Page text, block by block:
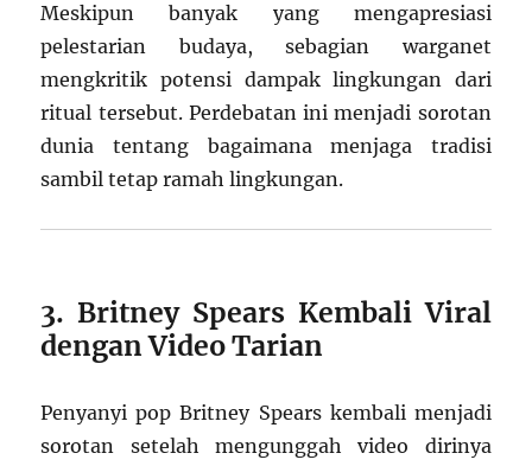
Meskipun banyak yang mengapresiasi
pelestarian budaya, sebagian warganet
mengkritik potensi dampak lingkungan dari
ritual tersebut. Perdebatan ini menjadi sorotan
dunia tentang bagaimana menjaga tradisi
sambil tetap ramah lingkungan.
3. Britney Spears Kembali Viral
dengan Video Tarian
Penyanyi pop Britney Spears kembali menjadi
sorotan setelah mengunggah video dirinya